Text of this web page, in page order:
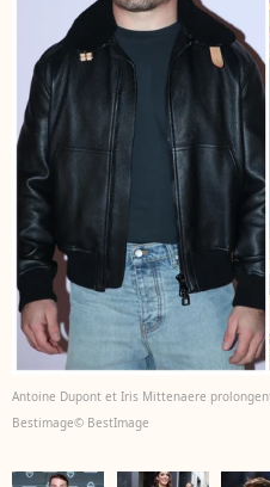
Antoine Dupont et Iris Mittenaere
Bestimage© BestImage